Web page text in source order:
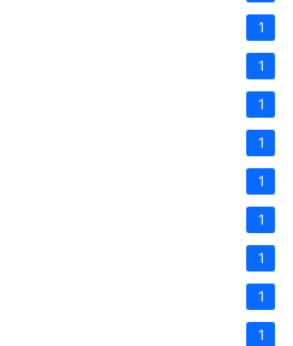
1
1
1
1
1
1
1
1
1